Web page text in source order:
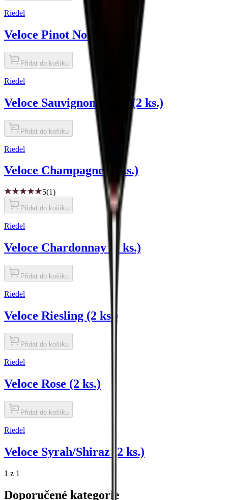
Riedel
Veloce Pinot Noir (2 ks.)
Přidat do košíku
Riedel
Veloce Sauvignon Blanc (2 ks.)
Přidat do košíku
Riedel
Veloce Champagne (2 ks.)
5(1)
Přidat do košíku
Riedel
Veloce Chardonnay (2 ks.)
Přidat do košíku
Riedel
Veloce Riesling (2 ks.)
Přidat do košíku
Riedel
Veloce Rose (2 ks.)
Přidat do košíku
Riedel
Veloce Syrah/Shiraz (2 ks.)
1 z 1
Doporučené kategorie